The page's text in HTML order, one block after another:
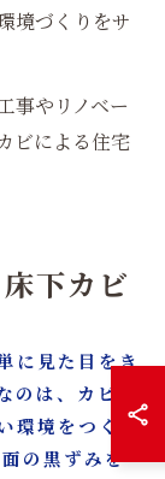
境づくりをサ
事やリノベー
ビによる住宅
下カビ
に見た目をき
のは、カビ菌
環境をつくる
の黒ずみを